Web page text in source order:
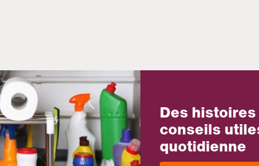
Des
conseils
quotidienne